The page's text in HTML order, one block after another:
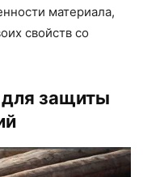
материала,
свойств со
защиты